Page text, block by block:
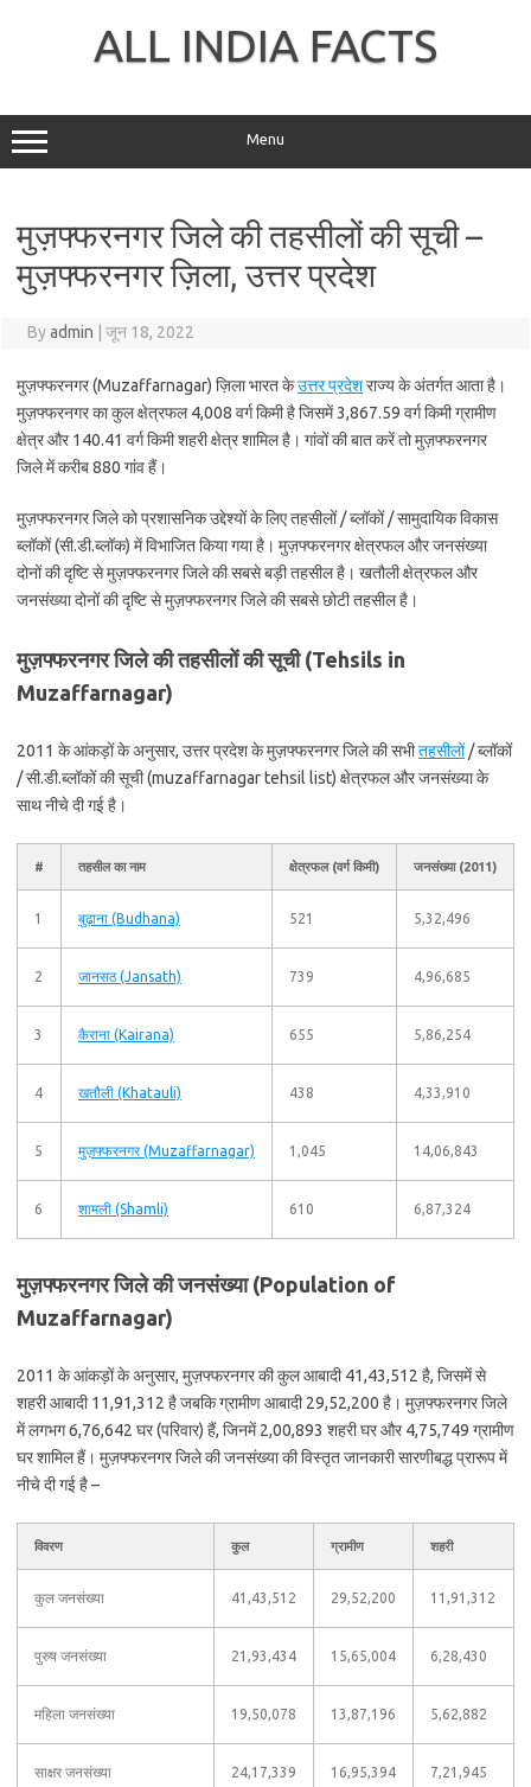
ALL INDIA FACTS
Menu
मुज़फ्फरनगर जिले की तहसीलों की सूची –
मुज़फ्फरनगर ज़िला, उत्तर प्रदेश
Byadmin जून 18, 2022
मुज़फ्फरनगर (Muzaffarnagar) ज़िला भारत केउत्तर प्रदेशराज्य के अंतर्गत आता है।
मुज़फ्फरनगर का कुल क्षेत्रफल 4,008 वर्ग किमी है जिसमें 3,867.59 वर्ग किमी ग्रामीण
क्षेत्र और 140.41 वर्ग किमी शहरी क्षेत्र शामिल है। गांवों की बात करें तो मुज़फ्फरनगर
जिले में करीब 880 गांव हैं।
मुज़फ्फरनगर जिले को प्रशासनिक उद्देश्यों के लिए तहसीलों / ब्लॉकों / सामुदायिक विकास
ब्लॉकों (सी.डी.ब्लॉक) में विभाजित किया गया है। मुज़फ्फरनगर क्षेत्रफल और जनसंख्या
दोनों की दृष्टि से मुज़फ्फरनगर जिले की सबसे बड़ी तहसील है। खतौली क्षेत्रफल और
जनसंख्या दोनों की दृष्टि से मुज़फ्फरनगर जिले की सबसे छोटी तहसील है।
मुज़फ्फरनगर जिले की तहसीलों की सूची (Tehsils in
Muzaffarnagar)
2011 के आंकड़ों के अनुसार, उत्तर प्रदेश के मुज़फ्फरनगर जिले की सभीतहसीलों/ ब्लॉकों
/ सी.डी.ब्लॉकों की सूची (muzaffarnagar tehsil list) क्षेत्रफल और जनसंख्या के
साथ नीचे दी गई है।
# तहसील का नाम क्षेत्रफल (वर्ग किमी) जनसंख्या (2011)
1 बुढ़ाना (Budhana) 521 5,32,496
2 जानसठ (Jansath) 739 4,96,685
3 कैराना (Kairana) 655 5,86,254
4 खतौली (Khatauli) 438 4,33,910
5 मुज़फ्फरनगर (Muzaffarnagar) 1,045 14,06,843
6 शामली (Shamli) 610 6,87,324
मुज़फ्फरनगर जिले की जनसंख्या (Population of
Muzaffarnagar)
2011 के आंकड़ों के अनुसार, मुज़फ्फरनगर की कुल आबादी 41,43,512 है, जिसमें से
शहरी आबादी 11,91,312 है जबकि ग्रामीण आबादी 29,52,200 है। मुज़फ्फरनगर जिले
में लगभग 6,76,642 घर (परिवार) हैं, जिनमें 2,00,893 शहरी घर और 4,75,749 ग्रामीण
घर शामिल हैं। मुज़फ्फरनगर जिले की जनसंख्या की विस्तृत जानकारी सारणीबद्ध प्रारूप में
नीचे दी गई है –
विवरण कुल ग्रामीण शहरी
कुल जनसंख्या 41,43,512 29,52,200 11,91,312
पुरुष जनसंख्या 21,93,434 15,65,004 6,28,430
महिला जनसंख्या 19,50,078 13,87,196 5,62,882
साक्षर जनसंख्या 24,17,339 16,95,394 7,21,945